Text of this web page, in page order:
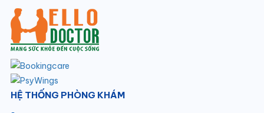
HỆ THỐNG PHÒNG KHÁM